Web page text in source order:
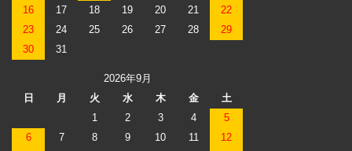
16
17 18 19 20 21
22
23
24 25 26 27 28
29
30
31
2026年9月
日
月 火 水 木 金
土
1
2 3 4
5
6
7 8 9 10 11
12